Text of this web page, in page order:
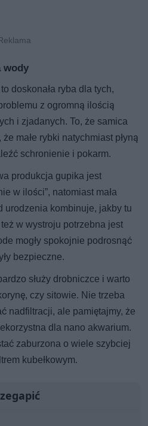
wody
doskonała ryba dla tych,
z ogromną ilością
i zjadanych. To, że samica
małe rybki natychmiast płyną
schronienie i pokarm.
produkcja gupika jest
w ilości”, natomiast mała
urodzenia kombinuje, jakby tu
w wystroju potrzebna jest
mogły spokojnie podrosnąć
bezpieczne.
służy drobniczce i warto
czy sitowie. Nie trzeba
nadfiltracji, ale pamiętajmy, że
dla nano akwarium.
zaburzona o wiele szybciej
kubełkowym.